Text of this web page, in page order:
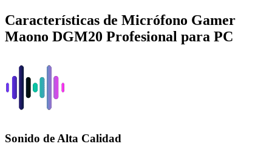
Características de Micrófono Gamer
Maono DGM20 Profesional para PC
Sonido de Alta Calidad